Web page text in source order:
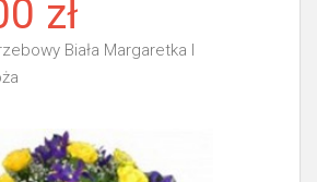
zł
Biała Margaretka I
Więcej